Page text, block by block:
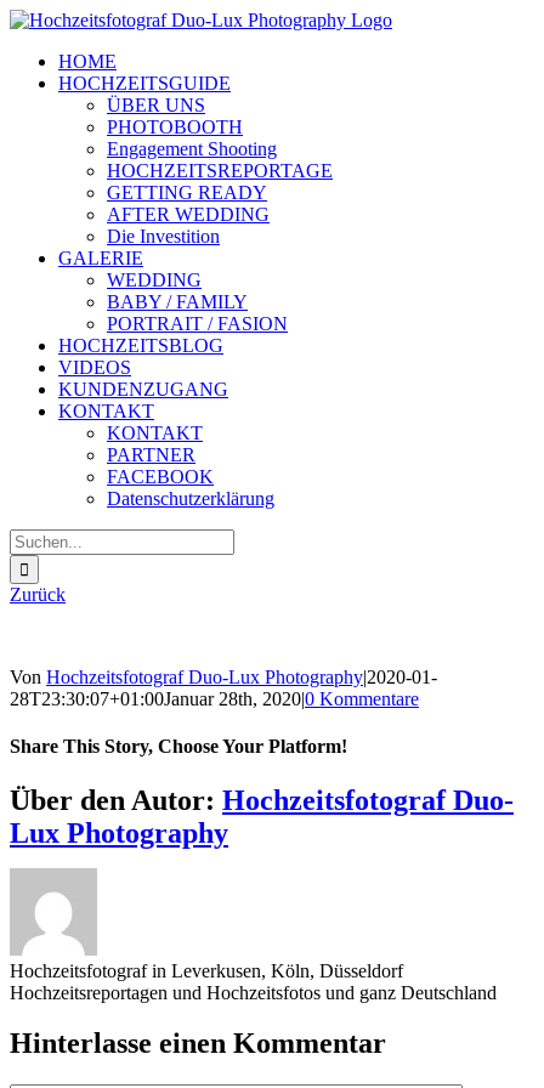
Zum
springenHOME
HOCHZEITSGUIDE
ÜBER UNS
PHOTOBOOTH
Engagement Shooting
HOCHZEITSREPORTAGE
GETTING READY
AFTER WEDDING
Die Investition
GALERIE
WEDDING
BABY / FAMILY
PORTRAIT / FASION
HOCHZEITSBLOG
VIDEOS
KUNDENZUGANG
KONTAKT
KONTAKT
PARTNER
FACEBOOK
Datenschutzerklärung
Suche
nach:
Zurück
Von Hochzeitsfotograf Duo-Lux Photography|2020-01-
28T23:30:07+01:00Januar 28th, 2020|0 Kommentare
Share This Story, Choose Your Platform!
Sharing_facebook
Sharing_twitter
Sharing_reddit
Über den Autor: Hochzeitsfotograf Duo-
Lux Photography
Hochzeitsfotograf in Leverkusen, Köln, Düsseldorf
Hochzeitsreportagen und Hochzeitsfotos und ganz Deutschland
Hinterlasse einen Kommentar